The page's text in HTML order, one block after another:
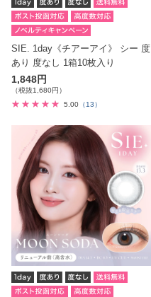
SIE. 1day《チアーアイ》 シー 度
あり 度なし 1箱10枚入り
1,848円
（税抜1,680円）
5.00 （13）